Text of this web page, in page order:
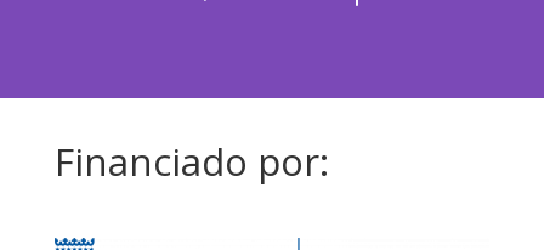
Financiado por: